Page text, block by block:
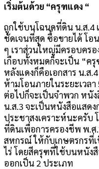
เริ่มต้นด้วย “ครุฑแดง “
ถูกใช้บนโฉนดที่ดิน น.ส.4
ชัดเจนที่สุด ซื้อขายได้ โอ
ๆ เราส่วนใหญ่มีครอบคร
เกือบทั้งหมดก็จะเป็น “ค
หลังแดงก็คือเอกสาร น.ส
ห้ามโอนภายในระยะเวลา
ต่อไปก็จะเป็นจำพวก หนั
น.ส.3 จะเป็นหนังสือแสด
ประชาสงเคราะห์นะครับ
ที่ดินเพื่อการครองชีพ พ.
สหกรณ์ ให้กับเกษตรกรที่
ไร่ โดยสีครุฑที่ใช้บนหนัง
ออกเป็น 2 ประเภท